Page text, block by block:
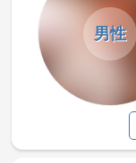
男性